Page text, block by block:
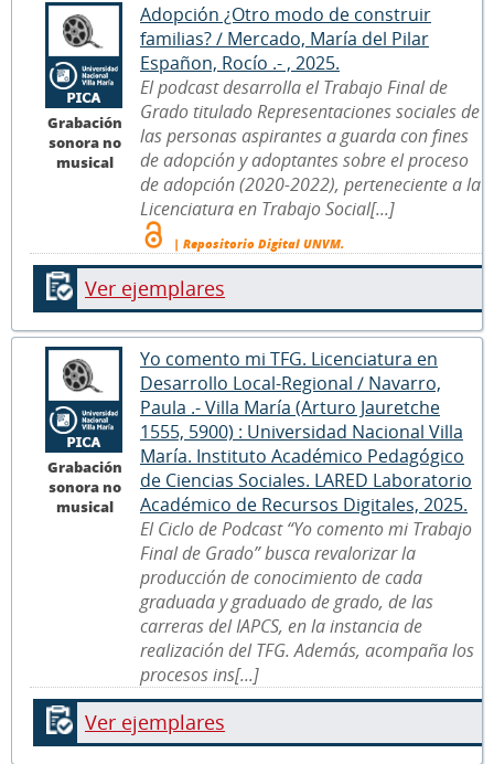
Grabación
sonora no
musical
Adopción ¿Otro modo de construir
familias? / Mercado, María del Pilar
Españon, Rocío .- , 2025.
El podcast desarrolla el Trabajo Final de
Grado titulado Representaciones sociales de
las personas aspirantes a guarda con fines
de adopción y adoptantes sobre el proceso
de adopción (2020-2022), perteneciente a la
Licenciatura en Trabajo Social[...]
| Repositorio Digital UNVM.
Ver ejemplares
Grabación
sonora no
musical
Yo comento mi TFG. Licenciatura en
Desarrollo Local-Regional / Navarro,
Paula .- Villa María (Arturo Jauretche
1555, 5900) : Universidad Nacional Villa
María. Instituto Académico Pedagógico
de Ciencias Sociales. LARED Laboratorio
Académico de Recursos Digitales, 2025.
El Ciclo de Podcast “Yo comento mi Trabajo
Final de Grado” busca revalorizar la
producción de conocimiento de cada
graduada y graduado de grado, de las
carreras del IAPCS, en la instancia de
realización del TFG. Además, acompaña los
procesos ins[...]
Ver ejemplares